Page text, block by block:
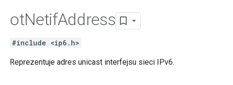
otNetifAddress
#include <ip6.h>
Reprezentuje adres unicast interfejsu sieci IPv6.